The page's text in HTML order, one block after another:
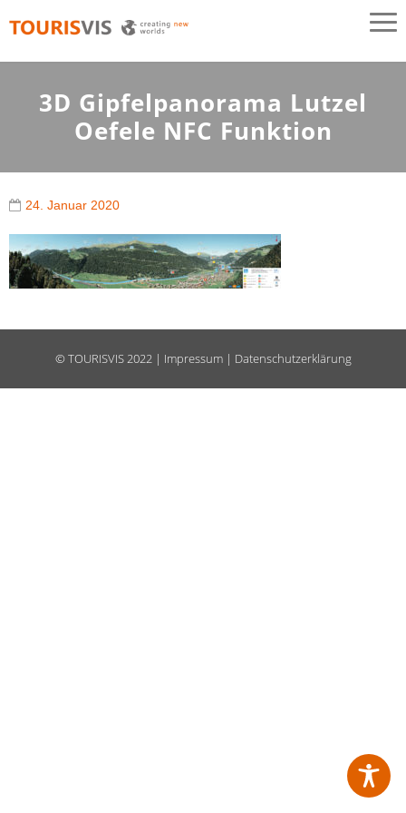
TOURISVIS
3D Panoramakarten aus Österreich
3D Gipfelpanorama Lutzel
Oefele NFC Funktion
24. Januar 2020
©TOURISVIS2022 | Impressum| Datenschutzerklärung